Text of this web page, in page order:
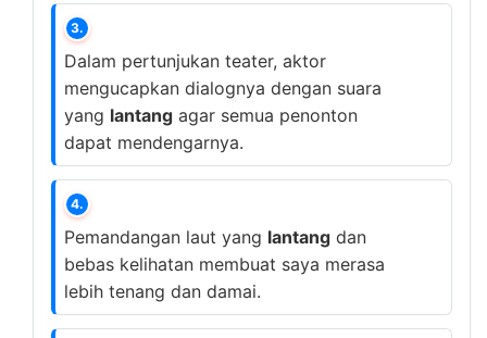
3.
Dalam pertunjukan teater, aktor
mengucapkan dialognya dengan suara
yang lantang agar semua penonton
dapat mendengarnya.
4.
Pemandangan laut yang lantang dan
bebas kelihatan membuat saya merasa
lebih tenang dan damai.